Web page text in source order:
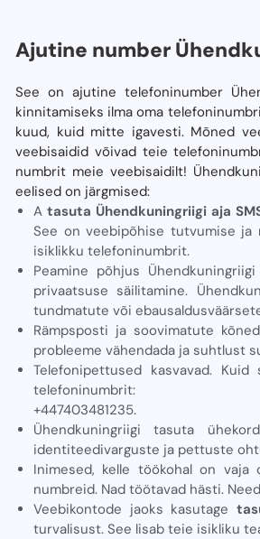
Ajutine number
See on ajutine telefoninumber
kinnitamiseks ilma oma
kuud, kuid mitte igavesti. Mõned
veebisaidid võivad teie
numbrit meie veebisaidilt!
eelised on järgmised:
A tasuta Ühendkuningriigi aja
See on veebipõhise tutvumise ja
isiklikku telefoninumbrit.
Peamine põhjus
privaatsuse säilitamine.
tundmatute või
Rämpsposti ja soovimatute
probleeme vähendada ja suhtlust
Telefonipettused kasvavad.
telefoninumbrit:
+447403481235.
Ühendkuningriigi tasuta
identiteedivarguste ja pettuste
Inimesed, kelle töökohal on vaja
numbreid. Nad töötavad hästi.
Veebikontode jaoks kasutage
turvalisust. See lisab teie isikliku